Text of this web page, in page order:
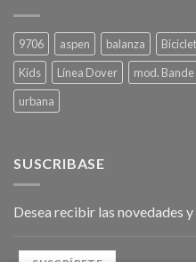
9706 aspen balanza
Kids
Línea Dover mod. Bande
urbana
SUSCRIBASE
Desea recibir las novedades